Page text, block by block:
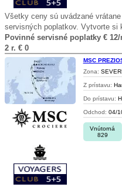
Všetky ceny sú uvádzané
servisných poplatkov. Vytvorte si
Povinné servisné poplatky €
2 r. € 0
MSC
Zona:
Z prístavu:
Do prístavu:
Odchod: 04/
Vnútorná
829